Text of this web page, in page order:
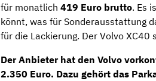
für monatlich 419 Euro brutto. Es
könnt, was für Sonderausstattung
für die Lackierung. Der Volvo
Der Anbieter hat den Volvo
2.350 Euro. Dazu gehört das